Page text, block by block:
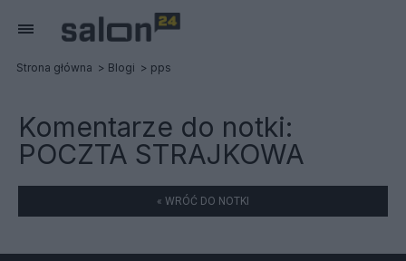
Strona główna Blogi pps
Komentarze do notki:
POCZTA STRAJKOWA
« WRÓĆ DO NOTKI